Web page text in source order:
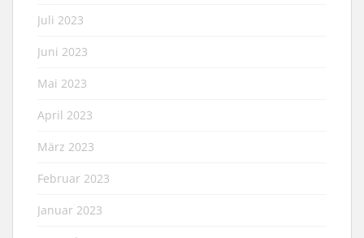
Juli 2023
Juni 2023
Mai 2023
April 2023
März 2023
Februar 2023
Januar 2023